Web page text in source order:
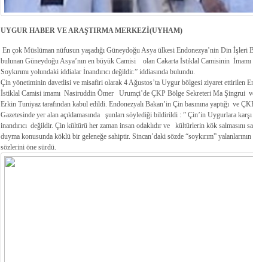
UYGUR HABER VE ARAŞTIRMA MERKEZİ(UYHAM)
En çok Müslüman nüfusun yaşadığı Güneydoğu Asya ülkesi Endonezya’nin Din İşleri
bulunan Güneydoğu Asya’nın en büyük Camisi olan Cakarta İstiklal Camisinin
Soykırımı yolundaki iddialar İnandırıcı değildir.” iddiasında bulundu.
Çin yönetiminin davetlisi ve misafiri olarak 4 Ağustos’ta Uygur bölgesi ziyaret ettirilen
İstiklal Camisi imamı Nasiruddin Ömer Urumçi’de ÇKP Bölge Sekreteri Ma Şingrui
Erkin Tuniyaz tarafından kabul edildi. Endonezyalı Bakan’in Çin basınına yaptığı ve
Gazetesinde yer alan açıklamasında şunları söylediği bildirildi : ” Çin’in Uygurlara karşı
inandırıcı değildir. Çin kültürü her zaman insan odaklıdır ve kültürlerin kök salmasını
duyma konusunda köklü bir geleneğe sahiptir. Sincan’daki sözde “soykırım” yalanlarının
sözlerini öne sürdü.